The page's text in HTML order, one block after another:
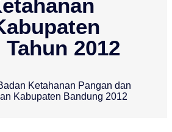
2012
Ketahanan Pangan dan
Kabupaten Bandung 2012